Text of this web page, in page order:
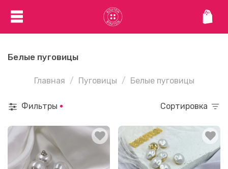
Белые пуговицы
Главная Пуговицы Белые пуговицы
Фильтры Сортировка